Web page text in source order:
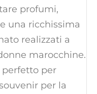
profumi,
una ricchissima
realizzati a
marocchine.
perfetto per
per la